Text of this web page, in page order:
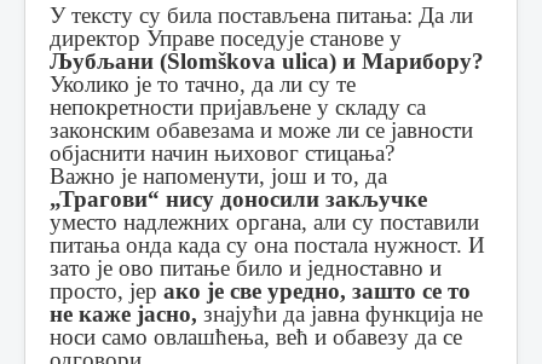
У тексту су била постављена питања: Да ли
директор Управе поседује станове у
Љубљани (Slomškova ulica) и Марибору?
Уколико је то тачно, да ли су те
непокретности пријављене у складу са
законским обавезама и може ли се јавности
објаснити начин њиховог стицања?
Важно је напоменути, још и то, да
„Трагови“ нису доносили закључке
уместо надлежних органа, али су поставили
питања онда када су она постала нужност. И
зато је ово питање било и једноставно и
просто, јер ако је све уредно, зашто се то
не каже јасно, знајући да јавна функција не
носи само овлашћења, већ и обавезу да се